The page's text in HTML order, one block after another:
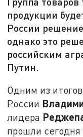
продукции
России
однако это
российским
Путин.
Одним из
России
лидера
прошли сегодня